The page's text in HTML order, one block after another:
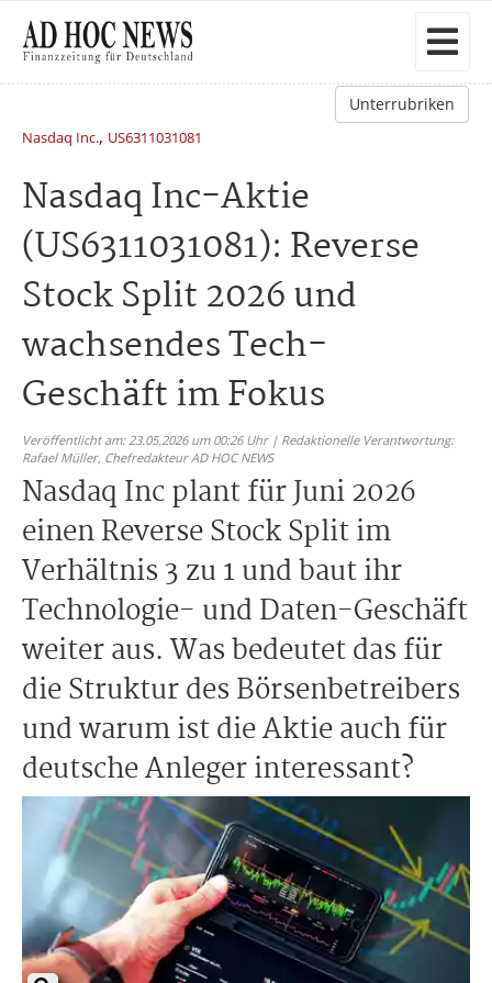
Unterrubriken
Nasdaq Inc., US6311031081
Nasdaq Inc-Aktie
(US6311031081): Reverse
Stock Split 2026 und
wachsendes Tech-
Geschäft im Fokus
Veröffentlicht am: 23.05.2026 um 00:26 Uhr | Redaktionelle Verantwortung:
Rafael Müller, Chefredakteur AD HOC NEWS
Nasdaq Inc plant für Juni 2026
einen Reverse Stock Split im
Verhältnis 3 zu 1 und baut ihr
Technologie- und Daten-Geschäft
weiter aus. Was bedeutet das für
die Struktur des Börsenbetreibers
und warum ist die Aktie auch für
deutsche Anleger interessant?